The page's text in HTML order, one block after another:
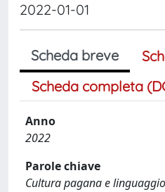
2022-01-01
Scheda breve
Scheda completa
Anno
2022
Parole chiave
Cultura pagana e linguaggio